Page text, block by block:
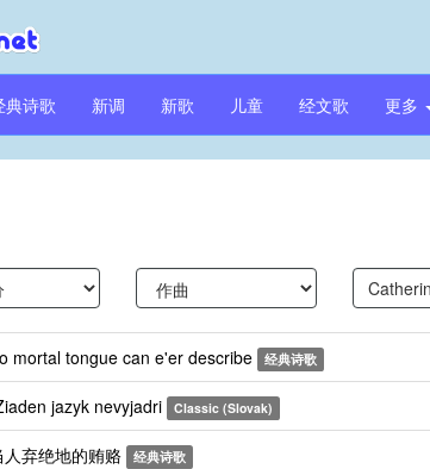
典诗歌 新调 新歌 儿童 经文歌 更多
mortal tongue can e'er describe 经典诗歌
jazyk nevyjadri Classic (Slovak)
弃绝地的贿赂 经典诗歌